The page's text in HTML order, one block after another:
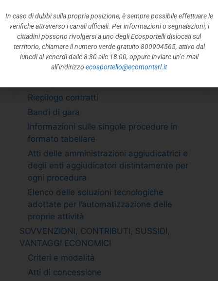
Provvedimenti organi indirizzo politico
Provvedimenti dirigenti amministrativi
CONTROLLI SULLE IMPRESE
BANDI DI GARA E CONTRATTI
Riepilogo contratti
Bandi di gara
Informazioni sulle singole procedure in
formato tabellare
Atti delle amministrazioni aggiudicatrici e
degli enti aggiudicatori distintamente per
ogni procedura
Elenco delle soluzioni tecnologiche
adottate per l’automatizzazione delle
proprie attività
SOVVENZIONI, CONTRIBUTI, SUSSIDI,
VANTAGGI ECONOMICI
Criteri e modalità
Atti di concessione
In caso di dubbi sulla propria posizione, è sempre possibile effettuare le
verifiche attraverso i canali ufficiali. Per informazioni o segnalazioni, i
cittadini possono rivolgersi a uno degli Ecosportelli dislocati sul
territorio, chiamare il numero verde gratuito 800904565, attivo dal
lunedì al venerdì dalle 8:30 alle 18:00, oppure inviare un’e-mail
all’indirizzo ecosportello@ecomontsrl.it